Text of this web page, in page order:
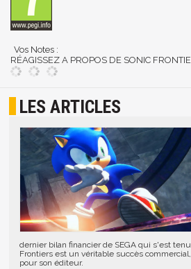
Vos Notes :
RÉAGISSEZ A PROPOS DE SONIC
LES ARTICLES
dernier bilan financier de SEGA qui s'est
Frontiers est un véritable succès
pour son éditeur.